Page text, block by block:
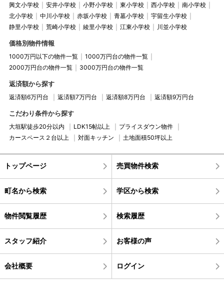
興文小学校 安井小学校 小野小学校 東小学校 西小学校
南小学校
北小学校
中川小学校 赤坂小学校 青墓小学校
宇留生小学校
静里小学校
荒崎小学校 綾里小学校 江東小学校 川並小学校
価格別物件情報
1000万円以下の物件一覧
1000万円台の物件一覧
2000万円台の物件一覧
3000万円台の物件一覧
返済額から探す
返済額6万円台 返済額7万円台 返済額8万円台 返済額9万円台
こだわり条件から探す
大垣駅徒歩20分以内 LDK15帖以上
プライスダウン物件
カースペース２台以上
対面キッチン 土地面積50坪以上
トップページ 売買物件検索
町名から検索 学区から検索
物件閲覧履歴 検索履歴
スタッフ紹介 お客様の声
会社概要 ログイン